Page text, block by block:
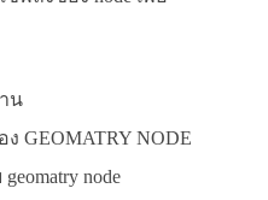
น
GEOMATRY NODE
node